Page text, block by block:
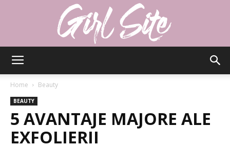
Home Beauty
BEAUTY
5 AVANTAJE MAJORE ALE
EXFOLIERII